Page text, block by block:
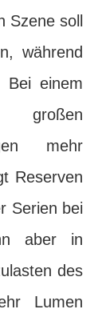
Szene soll
während
Bei einem
großen
mehr
Reserven
Serien bei
aber in
des
Lumen